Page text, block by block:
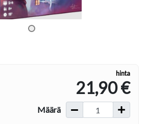
hinta
21,90 €
Määrä